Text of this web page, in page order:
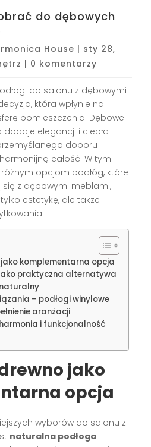
do dębowych
House | sty 28,
| 0 komentarzy
do salonu z dębowymi
która wpłynie na
pomieszczenia. Dębowe
elegancji i ciepła
doboru
całość. W tym
opcjom podłóg, które
z dębowymi meblami,
estetykę, ale także
komplementarna opcja
jako praktyczna alternatywa
– podłogi winylowe
aranżacji
i funkcjonalność
jako
opcja
wyborów do salonu z
naturalna podłoga